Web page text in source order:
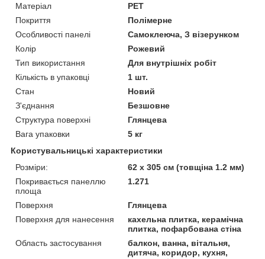
Матеріал
PET
Покриття
Полімерне
Особливості панелі
Самоклеюча, З візерунком
Колір
Рожевий
Тип використання
Для внутрішніх робіт
Кількість в упаковці
1 шт.
Стан
Новий
З'єднання
Безшовне
Структура поверхні
Глянцева
Вага упаковки
5 кг
Користувальницькі характеристики
Розміри:
62 х 305 см (товщіна 1.2 мм)
Покривається панеллю
площа
1.271
Поверхня
Глянцева
Поверхня для нанесення
кахельна плитка, керамічна
плитка, пофарбована стіна
Область застосування
балкон, ванна, вітальня,
дитяча, коридор, кухня,